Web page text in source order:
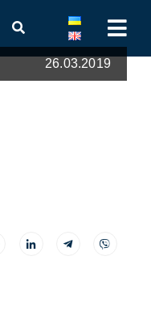
26.03.2019